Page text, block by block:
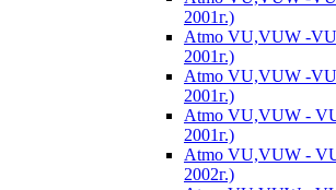
2001г.)
Atmo VU,VUW -VU
2001г.)
Atmo VU,VUW -VU
2001г.)
Atmo VU,VUW -
2001г.)
Atmo VU,VUW -
2002г.)